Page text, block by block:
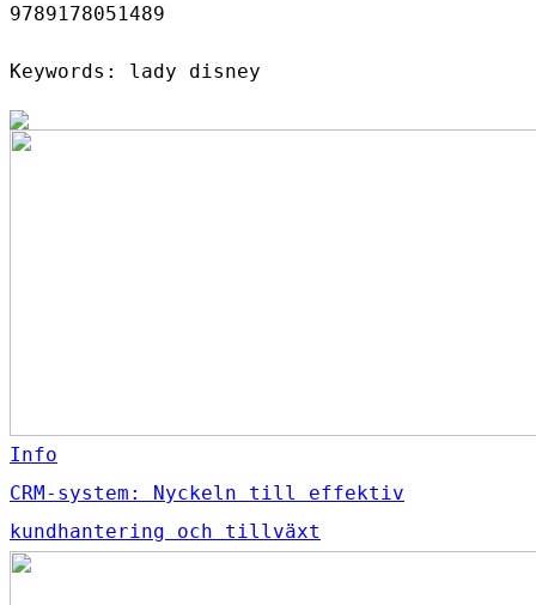
9789178051489
Keywords: lady disney
Info
CRM-system: Nyckeln till effektiv
kundhantering och tillväxt